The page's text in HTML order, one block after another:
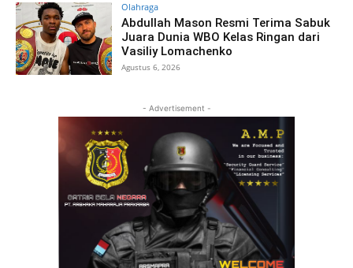
Olahraga
Abdullah Mason Resmi Terima Sabuk
Juara Dunia WBO Kelas Ringan dari
Vasiliy Lomachenko
Agustus 6, 2026
- Advertisement -